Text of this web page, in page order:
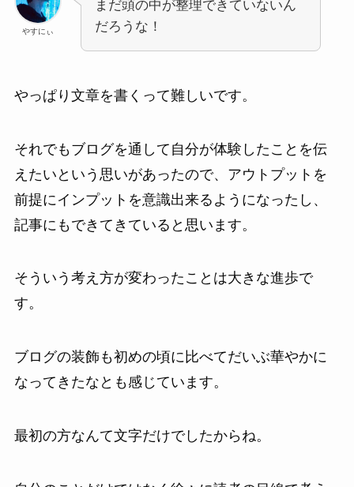
やすにぃ
まだ頭の中が整理できていないん
だろうな！
やっぱり文章を書くって難しいです。
それでもブログを通して自分が体験したことを伝
えたいという思いがあったので、アウトプットを
前提にインプットを意識出来るようになったし、
記事にもできてきていると思います。
そういう考え方が変わったことは大きな進歩で
す。
ブログの装飾も初めの頃に比べてだいぶ華やかに
なってきたなとも感じています。
最初の方なんて文字だけでしたからね。